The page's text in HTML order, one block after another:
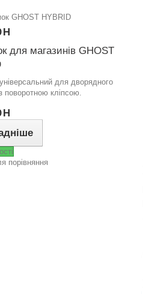
для магазинів GHOST
для дворядного
поворотною кліпсою.
порівняння